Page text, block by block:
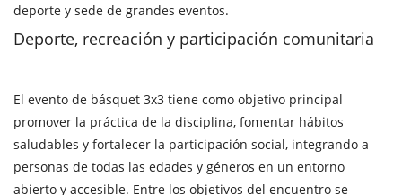
deporte y sede de grandes eventos.
Deporte, recreación y participación comunitaria
El evento de básquet 3x3 tiene como objetivo principal
promover la práctica de la disciplina, fomentar hábitos
saludables y fortalecer la participación social, integrando a
personas de todas las edades y géneros en un entorno
abierto y accesible. Entre los objetivos del encuentro se